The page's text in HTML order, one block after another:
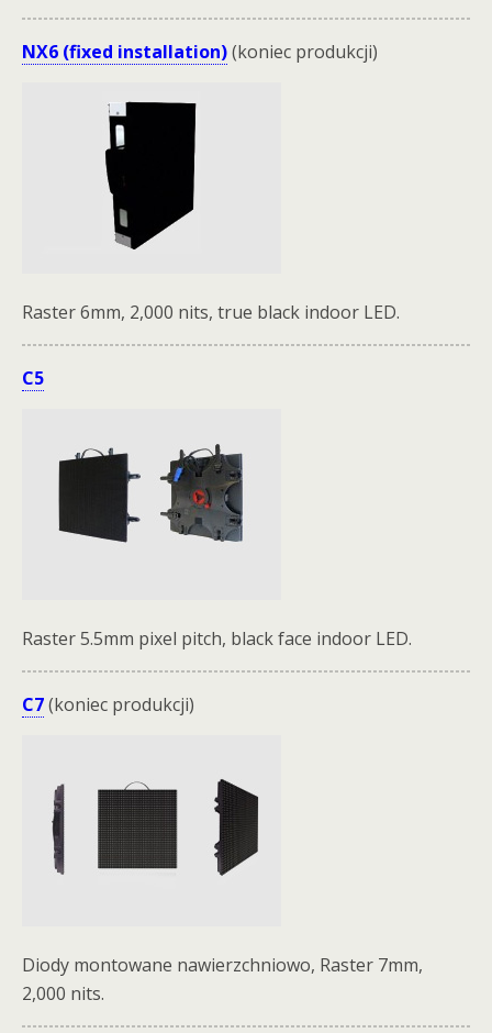
NX6 (fixed installation)(koniec produkcji)
Raster 6mm, 2,000 nits, true black indoor LED.
C5
Raster 5.5mm pixel pitch, black face indoor LED.
C7(koniec produkcji)
Diody montowane nawierzchniowo, Raster 7mm,
2,000 nits.